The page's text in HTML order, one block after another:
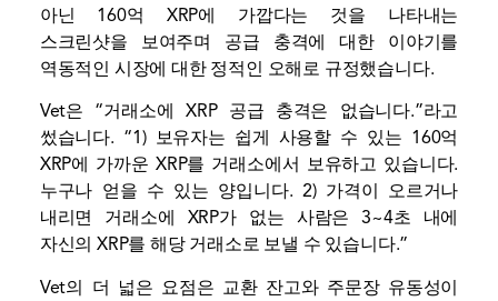
아닌 160억 XRP에 가깝다는 것을 나타내는
스크린샷을 보여주며 공급 충격에 대한 이야기를
역동적인 시장에 대한 정적인 오해로 규정했습니다.
Vet은 “거래소에 XRP 공급 충격은 없습니다.”라고
썼습니다. “1) 보유자는 쉽게 사용할 수 있는 160억
XRP에 가까운 XRP를 거래소에서 보유하고 있습니다.
누구나 얻을 수 있는 양입니다. 2) 가격이 오르거나
내리면 거래소에 XRP가 없는 사람은 3~4초 내에
자신의 XRP를 해당 거래소로 보낼 수 있습니다.”
Vet의 더 넓은 요점은 교환 잔고와 주문장 유동성이